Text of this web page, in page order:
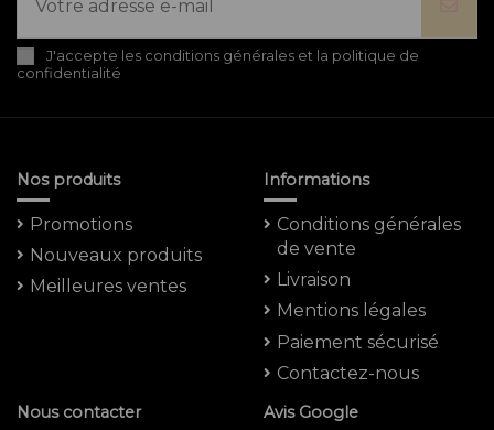
J'accepte les conditions générales et la politique de
confidentialité
Nos produits
Promotions
Nouveaux produits
Meilleures ventes
Informations
Conditions générales
de vente
Livraison
Mentions légales
Paiement sécurisé
Contactez-nous
Nous contacter Avis Google